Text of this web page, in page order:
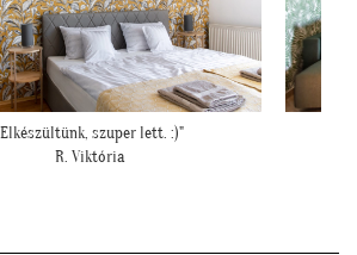
a kép, gondoltam, hátha :)""
H. Sára